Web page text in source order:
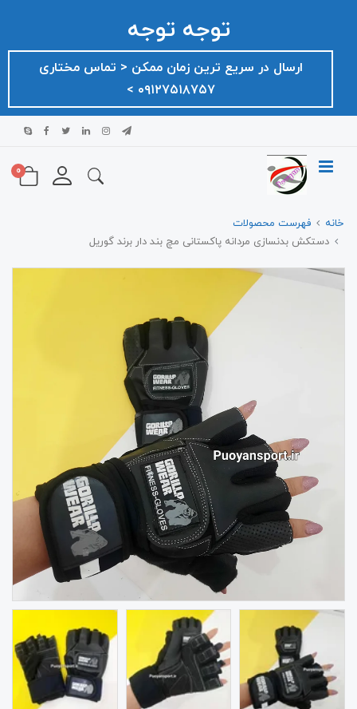
توجه توجه
ارسال در سریع ترین زمان ممکن ‌< تماس مختاری
۰۹۱۲۷۵۱۸۷۵۷ >
0
خانه
فهرست محصولات
دستکش بدنسازی مردانه پاکستانی مچ بند دار برند گوریل